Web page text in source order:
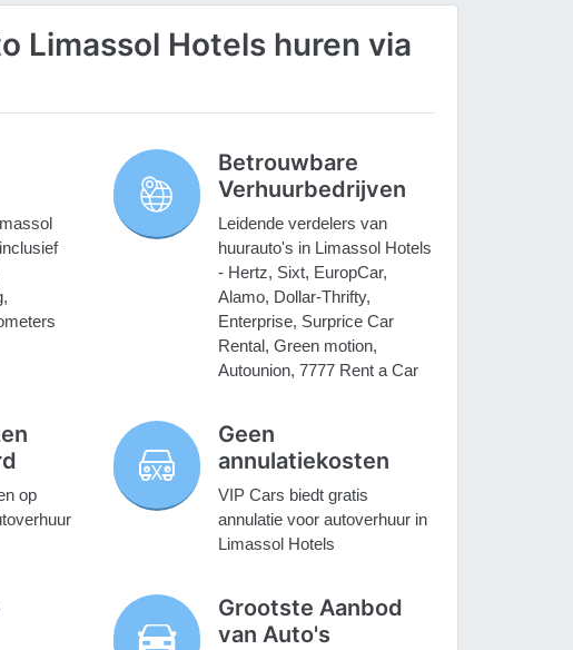
Limassol Hotels huren via
Betrouwbare
Verhuurbedrijven
Leidende verdelers van
huurauto's in Limassol Hotels
- Hertz, Sixt, EuropCar,
Alamo, Dollar-Thrifty,
Enterprise, Surprice Car
Rental, Green motion,
Autounion, 7777 Rent a Car
op
Geen
annulatiekosten
VIP Cars biedt gratis
annulatie voor autoverhuur in
Limassol Hotels
Grootste Aanbod
van Auto's